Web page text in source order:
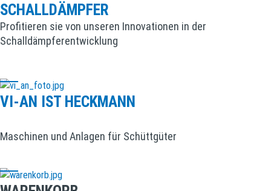
SCHALLDÄMPFER
Profitieren sie von unseren Innovationen in der
Schalldämpferentwicklung
VI-AN IST HECKMANN
Maschinen und Anlagen für Schüttgüter